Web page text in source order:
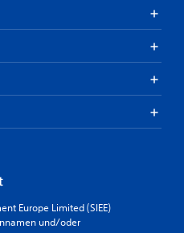
Europe Limited (SIEE)
und/oder